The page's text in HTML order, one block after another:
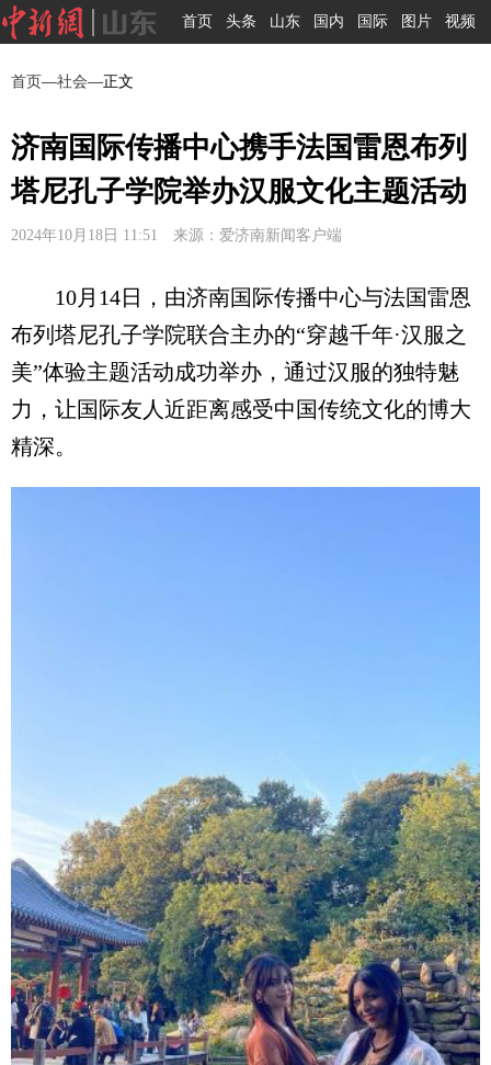
首页 头条 山东 国内 国际 图片 视频
首页—社会—正文
济南国际传播中心携手法国雷恩布列
塔尼孔子学院举办汉服文化主题活动
2024年10月18日 11:51 来源：爱济南新闻客户端
10月14日，由济南国际传播中心与法国雷恩
布列塔尼孔子学院联合主办的“穿越千年·汉服之
美”体验主题活动成功举办，通过汉服的独特魅
力，让国际友人近距离感受中国传统文化的博大
精深。